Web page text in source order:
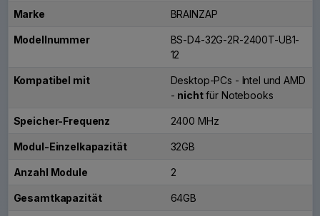
Marke BRAINZAP
Modellnummer
BS-D4-32G-2R-2400T-UB1-
12
Kompatibel mit
Desktop-PCs - Intel und AMD
- nichtfür Notebooks
Speicher-Frequenz 2400 MHz
Modul-Einzelkapazität 32GB
Anzahl Module 2
Gesamtkapazität 64GB